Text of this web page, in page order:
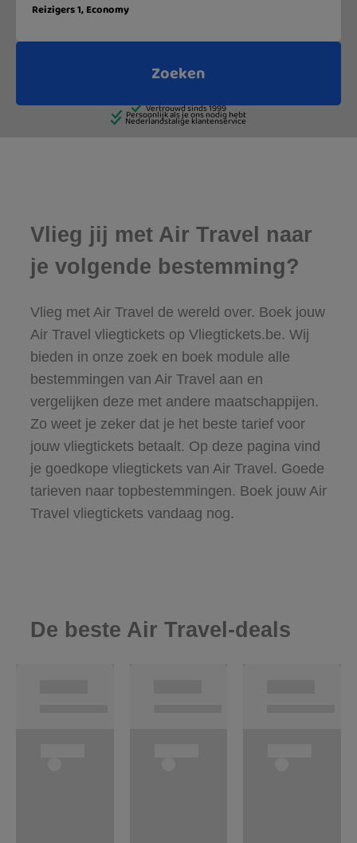
Vlieg jij met Air Travel naar
je volgende bestemming?
Vlieg met Air Travel de wereld over. Boek jouw
Air Travel vliegtickets op Vliegtickets.be. Wij
bieden in onze zoek en boek module alle
bestemmingen van Air Travel aan en
vergelijken deze met andere maatschappijen.
Zo weet je zeker dat je het beste tarief voor
jouw vliegtickets betaalt. Op deze pagina vind
je goedkope vliegtickets van Air Travel. Goede
tarieven naar topbestemmingen. Boek jouw Air
Travel vliegtickets vandaag nog.
De beste Air Travel-deals